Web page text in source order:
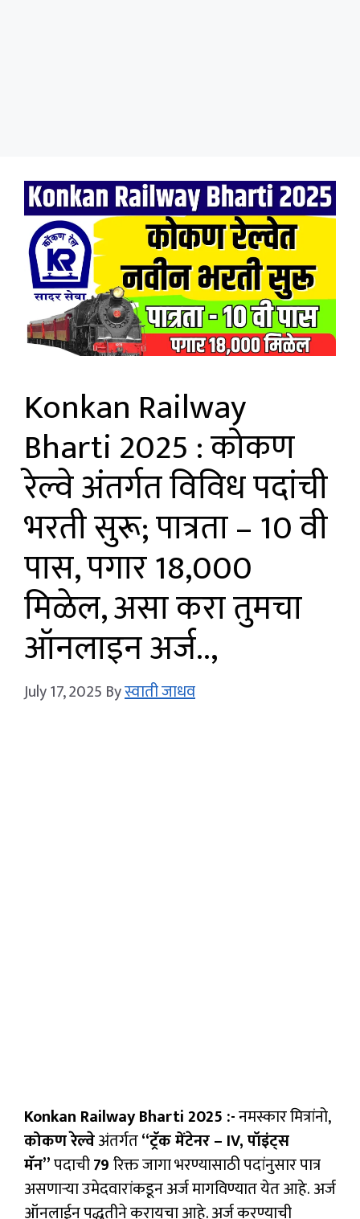
Konkan Railway
Bharti 2025 : कोकण
रेल्वे अंतर्गत विविध पदांची
भरती सुरू; पात्रता – 10 वी
पास, पगार 18,000
मिळेल, असा करा तुमचा
ऑनलाइन अर्ज..,
July 17, 2025 Byस्वाती जाधव
Konkan Railway Bharti 2025 :-नमस्कार मित्रांनो,
कोकण रेल्वेअंतर्गत“ट्रॅक मेंटेनर – IV, पॉइंट्स
मॅन”पदाची79रिक्त जागा भरण्यासाठी पदांनुसार पात्र
असणाऱ्या उमेदवारांकडून अर्ज मागविण्यात येत आहे. अर्ज